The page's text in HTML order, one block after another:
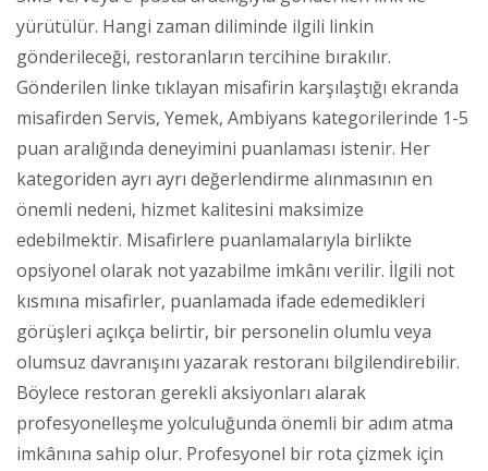
yürütülür. Hangi zaman diliminde ilgili linkin
gönderileceği, restoranların tercihine bırakılır.
Gönderilen linke tıklayan misafirin karşılaştığı ekranda
misafirden Servis, Yemek, Ambiyans kategorilerinde 1-5
puan aralığında deneyimini puanlaması istenir. Her
kategoriden ayrı ayrı değerlendirme alınmasının en
önemli nedeni, hizmet kalitesini maksimize
edebilmektir. Misafirlere puanlamalarıyla birlikte
opsiyonel olarak not yazabilme imkânı verilir. İlgili not
kısmına misafirler, puanlamada ifade edemedikleri
görüşleri açıkça belirtir, bir personelin olumlu veya
olumsuz davranışını yazarak restoranı bilgilendirebilir.
Böylece restoran gerekli aksiyonları alarak
profesyonelleşme yolculuğunda önemli bir adım atma
imkânına sahip olur. Profesyonel bir rota çizmek için